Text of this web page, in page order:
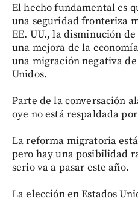
El hecho fundamental es
una seguridad fronteriza
EE. UU., la disminución
una mejora de la
una migración negativa
Unidos.
Parte de la conversación
oye no está respaldada
La reforma migratoria
pero hay una posibilidad
serio va a pasar este año.
La elección en Estados